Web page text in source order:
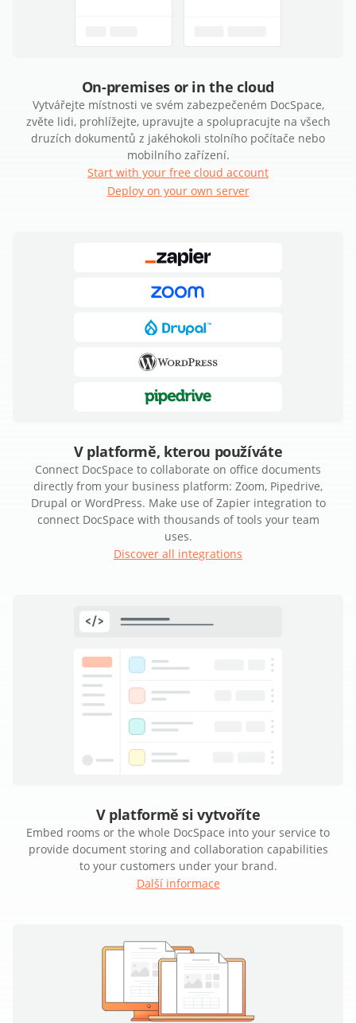
On-premises or in the cloud
Vytvářejte místnosti ve svém zabezpečeném DocSpace,
zvěte lidi, prohlížejte, upravujte a spolupracujte na všech
druzích dokumentů z jakéhokoli stolního počítače nebo
mobilního zařízení.
Start with your free cloud account
Deploy on your own server
V platformě, kterou používáte
Connect DocSpace to collaborate on office documents
directly from your business platform: Zoom, Pipedrive,
Drupal or WordPress. Make use of Zapier integration to
connect DocSpace with thousands of tools your team
uses.
Discover all integrations
V platformě si vytvoříte
Embed rooms or the whole DocSpace into your service to
provide document storing and collaboration capabilities
to your customers under your brand.
Další informace